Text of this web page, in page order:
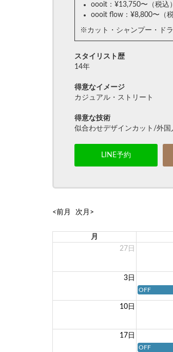
oooit：¥13,750〜（税込）
oooit flow：¥8,800〜（税
※カット・シャンプー・ド
スタイリスト歴
14年
得意なイメージ
カジュアル・ストリート
得意な技術
似合わせデザインカット/外
LINE予約
<前月 次月>
月
27日
3日
OFF
10日
17日
OFF